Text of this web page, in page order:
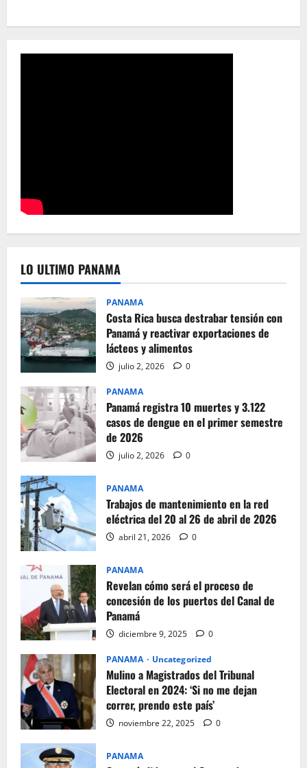
LO ULTIMO PANAMA
PANAMA
Costa Rica busca destrabar tensión con
Panamá y reactivar exportaciones de
lácteos y alimentos
julio 2, 2026 0
PANAMA
Panamá registra 10 muertes y 3.122
casos de dengue en el primer semestre
de 2026
julio 2, 2026 0
PANAMA
Trabajos de mantenimiento en la red
eléctrica del 20 al 26 de abril de 2026
abril 21, 2026 0
PANAMA
Revelan cómo será el proceso de
concesión de los puertos del Canal de
Panamá
diciembre 9, 2025 0
PANAMA Uncategorized
Mulino a Magistrados del Tribunal
Electoral en 2024: ‘Si no me dejan
correr, prendo este país’
noviembre 22, 2025 0
PANAMA